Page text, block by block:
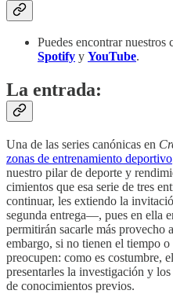
Puedes encontrar nuestros
Spotify y YouTube.
La entrada:
Una de las series canónicas en
zonas de entrenamiento deportivo
nuestro pilar de deporte y
cimientos que esa serie de tres
continuar, les extiendo la
segunda entrega—, pues en ella
permitirán sacarle más provecho
embargo, si no tienen el tiempo
preocupen: como es costumbre,
presentarles la investigación y
de conocimientos previos.